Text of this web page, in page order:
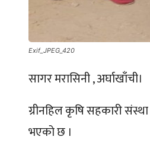
Exif_JPEG_420
सागर मरासिनी , अर्घाखाँची।
ग्रीनहिल कृषि सहकारी
भएको छ ।